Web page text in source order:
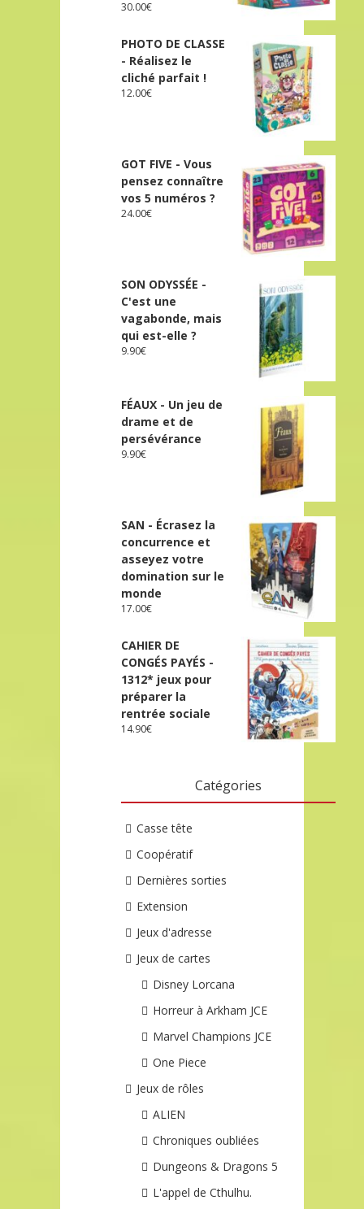
30.00€
PHOTO DE CLASSE
- Réalisez le
cliché parfait !
12.00€
GOT FIVE - Vous
pensez connaître
vos 5 numéros ?
24.00€
SON ODYSSÉE -
C'est une
vagabonde, mais
qui est-elle ?
9.90€
FÉAUX - Un jeu de
drame et de
persévérance
9.90€
SAN - Écrasez la
concurrence et
asseyez votre
domination sur le
monde
17.00€
CAHIER DE
CONGÉS PAYÉS -
1312* jeux pour
préparer la
rentrée sociale
14.90€
Catégories
Casse tête
Coopératif
Dernières sorties
Extension
Jeux d'adresse
Jeux de cartes
Disney Lorcana
Horreur à Arkham JCE
Marvel Champions JCE
One Piece
Jeux de rôles
ALIEN
Chroniques oubliées
Dungeons & Dragons 5
L'appel de Cthulhu.